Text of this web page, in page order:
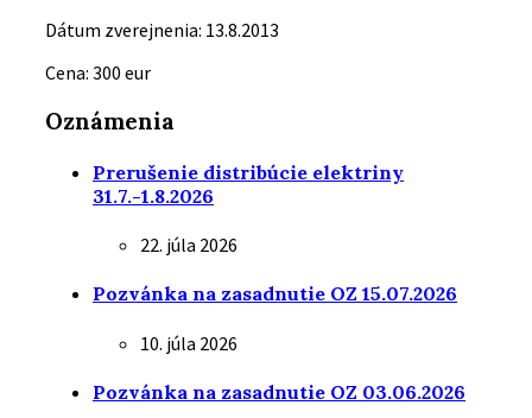
Dátum zverejnenia: 13.8.2013
Cena: 300 eur
Oznámenia
Prerušenie distribúcie elektriny
31.7.-1.8.2026
22. júla 2026
Pozvánka na zasadnutie OZ 15.07.2026
10. júla 2026
Pozvánka na zasadnutie OZ 03.06.2026